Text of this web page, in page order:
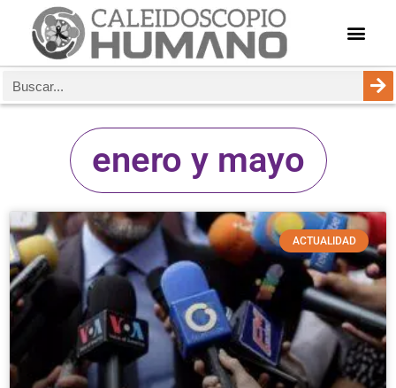
enero y mayo
ACTUALIDAD